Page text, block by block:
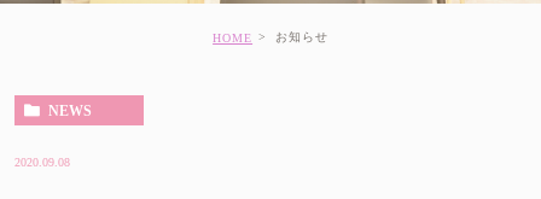
HOME お知らせ
NEWS
2020.09.08